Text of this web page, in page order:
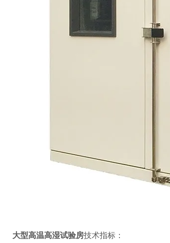
大型高温高湿试验房技术指标：